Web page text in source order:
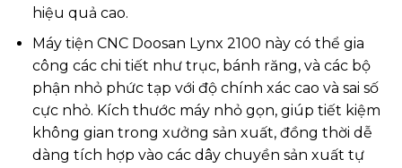
hiệu quả cao.
Máy tiện CNC Doosan Lynx 2100 này có thể gia
công các chi tiết như trục, bánh răng, và các bộ
phận nhỏ phức tạp với độ chính xác cao và sai số
cực nhỏ. Kích thước máy nhỏ gọn, giúp tiết kiệm
không gian trong xưởng sản xuất, đồng thời dễ
dàng tích hợp vào các dây chuyền sản xuất tự